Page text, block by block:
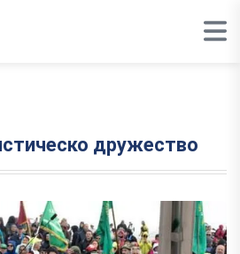
дружество